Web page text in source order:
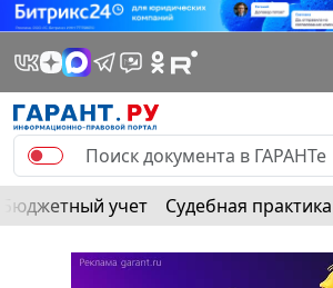
Бюджетный учет Судебная практика